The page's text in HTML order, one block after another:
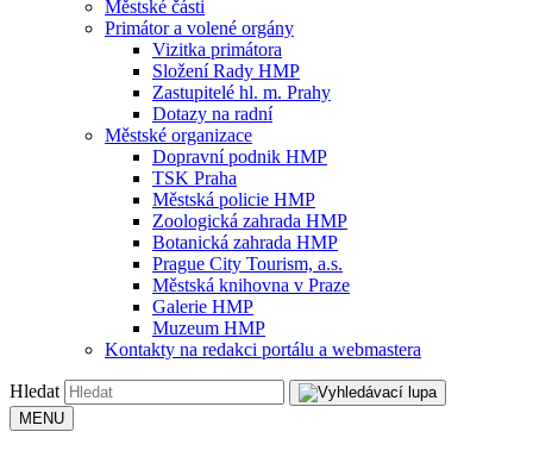
Městské části
Primátor a volené orgány
Vizitka primátora
Složení Rady HMP
Zastupitelé hl. m. Prahy
Dotazy na radní
Městské organizace
Dopravní podnik HMP
TSK Praha
Městská policie HMP
Zoologická zahrada HMP
Botanická zahrada HMP
Prague City Tourism, a.s.
Městská knihovna v Praze
Galerie HMP
Muzeum HMP
Kontakty na redakci portálu a webmastera
Hledat
MENU